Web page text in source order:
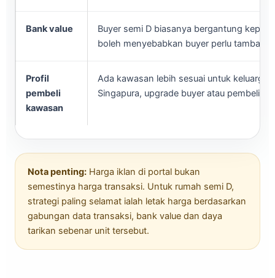
Bank value
Buyer semi D biasanya bergantung
boleh menyebabkan buyer perlu tambah
Profil
pembeli
kawasan
Ada kawasan lebih sesuai untuk keluarga,
Singapura, upgrade buyer atau pembeli
Nota penting: Harga iklan di portal bukan
semestinya harga transaksi. Untuk rumah semi D,
strategi paling selamat ialah letak harga berdasarkan
gabungan data transaksi, bank value dan daya
tarikan sebenar unit tersebut.